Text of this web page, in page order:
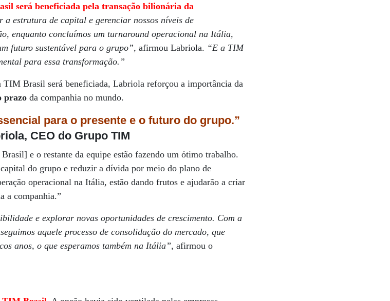
será beneficiada pela transação bilionária da
a estrutura de capital e gerenciar nossos níveis de
enquanto concluímos um turnaround operacional na Itália,
futuro sustentável para o grupo”, afirmou Labriola. “E a TIM
para essa transformação.”
TIM Brasil será beneficiada, Labriola reforçou a importância da
prazo da companhia no mundo.
para o presente e o futuro do grupo.”
CEO do Grupo TIM
e o restante da equipe estão fazendo um ótimo trabalho.
do grupo e reduzir a dívida por meio do plano de
operacional na Itália, estão dando frutos e ajudarão a criar
a companhia.”
e explorar novas oportunidades de crescimento. Com a
aquele processo de consolidação do mercado, que
anos, o que esperamos também na Itália”, afirmou o